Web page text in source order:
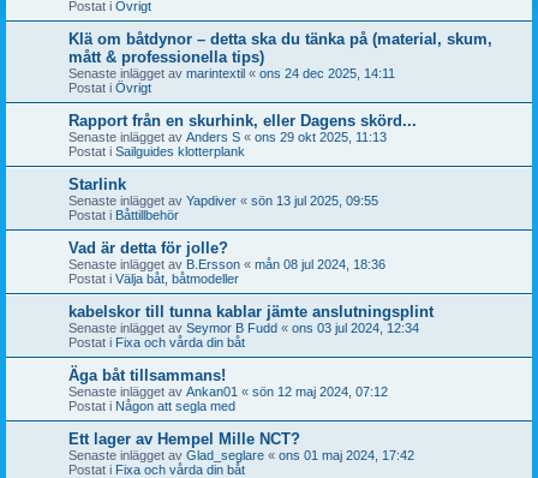
Postat i Övrigt
Klä om båtdynor – detta ska du tänka på (material, skum,
mått & professionella tips)
Senaste inlägget av marintextil « ons 24 dec 2025, 14:11
Postat i Övrigt
Rapport från en skurhink, eller Dagens skörd...
Senaste inlägget av Anders S « ons 29 okt 2025, 11:13
Postat i Sailguides klotterplank
Starlink
Senaste inlägget av Yapdiver « sön 13 jul 2025, 09:55
Postat i Båttillbehör
Vad är detta för jolle?
Senaste inlägget av B.Ersson « mån 08 jul 2024, 18:36
Postat i Välja båt, båtmodeller
kabelskor till tunna kablar jämte anslutningsplint
Senaste inlägget av Seymor B Fudd « ons 03 jul 2024, 12:34
Postat i Fixa och vårda din båt
Äga båt tillsammans!
Senaste inlägget av Ankan01 « sön 12 maj 2024, 07:12
Postat i Någon att segla med
Ett lager av Hempel Mille NCT?
Senaste inlägget av Glad_seglare « ons 01 maj 2024, 17:42
Postat i Fixa och vårda din båt